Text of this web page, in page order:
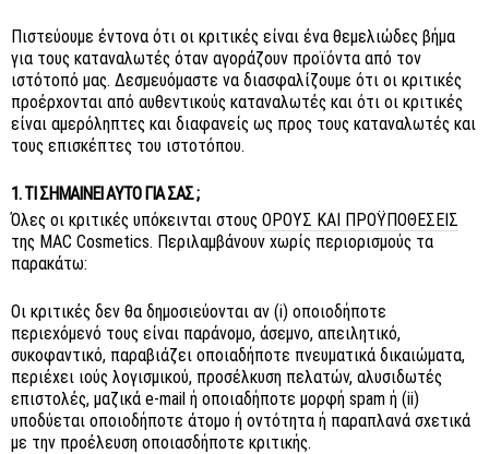
Πιστεύουμε έντονα ότι οι κριτικές είναι ένα θεμελιώδες βήμα
για τους καταναλωτές όταν αγοράζουν προϊόντα από τον
ιστότοπό μας. Δεσμευόμαστε να διασφαλίζουμε ότι οι κριτικές
προέρχονται από αυθεντικούς καταναλωτές και ότι οι κριτικές
είναι αμερόληπτες και διαφανείς ως προς τους καταναλωτές και
τους επισκέπτες του ιστοτόπου.
1. ΤΙ ΣΗΜΑΊΝΕΙ ΑΥΤΌ ΓΙΑ ΣΑΣ ;
Όλες οι κριτικές υπόκεινται στους ΌΡΟΥΣ ΚΑΙ ΠΡΟΫΠΟΘΈΣΕΙΣ
της MAC Cosmetics. Περιλαμβάνουν χωρίς περιορισμούς τα
παρακάτω:
Οι κριτικές δεν θα δημοσιεύονται αν (i) οποιοδήποτε
περιεχόμενό τους είναι παράνομο, άσεμνο, απειλητικό,
συκοφαντικό, παραβιάζει οποιαδήποτε πνευματικά δικαιώματα,
περιέχει ιούς λογισμικού, προσέλκυση πελατών, αλυσιδωτές
επιστολές, μαζικά e-mail ή οποιαδήποτε μορφή spam ή (ii)
υποδύεται οποιοδήποτε άτομο ή οντότητα ή παραπλανά σχετικά
με την προέλευση οποιασδήποτε κριτικής.